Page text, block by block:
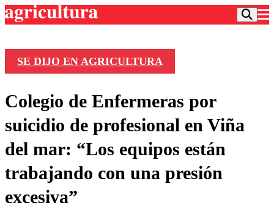
Frecuencias
Agricultura TV
Deportes
Colo Colo
Motor
Otros Deportes
Entretención
Noticias
Dato Practico
Vida Social
Publicaciones en medios
SE DIJO EN AGRICULTURA
Colegio de Enfermeras por
suicidio de profesional en Viña
del mar: “Los equipos están
trabajando con una presión
excesiva”